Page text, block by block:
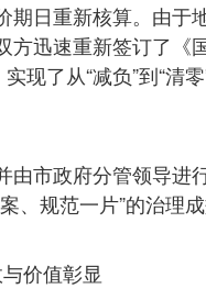
日重新核算。由于
迅速重新签订了《
现了从“减负”到“清
市政府分管领导进
规范一片”的治理成
价值彰显